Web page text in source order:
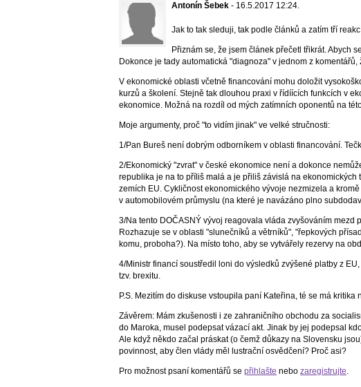
Antonín Šebek - 16.5.2017 12:24.
Jak to tak sleduji, tak podle článků a zatím tří
Přiznám se, že jsem článek přečetl třikrát. Abych
Dokonce je tady automatická "diagnoza" v jednom z komentářů,
V ekonomické oblasti včetně financování mohu doložit
kurzů a školení. Stejně tak dlouhou praxi v řídíících funkcích v
ekonomice. Možná na rozdíl od mých zatímních oponentů na
Moje argumenty, proč "to vidím jinak" ve velké stručnosti:
1/Pan Bureš není dobrým odborníkem v oblasti financování.
2/Ekonomický "zvrat" v české ekonomice není a dokonce
republika je na to příliš malá a je přiliš závislá na
zemích EU. Cykličnost ekonomického vývoje nezmizela a
v automobilovém průmyslu (na které je navázáno plno
3/Na tento DOČASNÝ vývoj reagovala vláda zvyšováním mezd
Rozhazuje se v oblasti "slunečníků a větrníků", "řepkových
komu, proboha?). Na místo toho, aby se vytvářely rezervy na
4/Ministr financí soustředil loni do výsledků zvýšené platby z
tzv. brexitu.
P.S. Mezitím do diskuse vstoupila paní Kateřina, té se má kritika
Závěrem: Mám zkušenosti i ze zahraničního obchodu za
do Maroka, musel podepsat vázací akt. Jinak by jej podepsal
Ale když někdo začal práskat (o čemž důkazy na Slovensku
povinnost, aby člen vlády měl lustrační osvědčení? Proč asi?
Pro možnost psaní komentářů se přihlašte nebo zaregistrujte.